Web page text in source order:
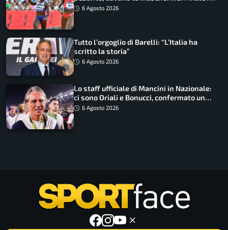
Non ho nulla da perdere”
6 Agosto 2026
Tutto l’orgoglio di Barelli: “L’Italia ha
scritto la storia”
6 Agosto 2026
Lo staff ufficiale di Mancini in Nazionale:
ci sono Oriali e Bonucci, confermato un
ritorno
6 Agosto 2026